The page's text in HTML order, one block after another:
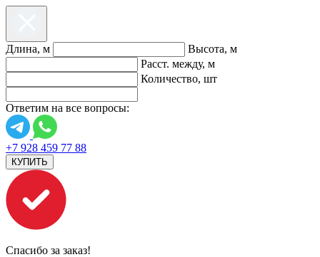
Длина, м
Высота, м
Расст. между, м
Количество, шт
Ответим на все вопросы:
+7 928 459 77 88
КУПИТЬ
Спасибо за заказ!